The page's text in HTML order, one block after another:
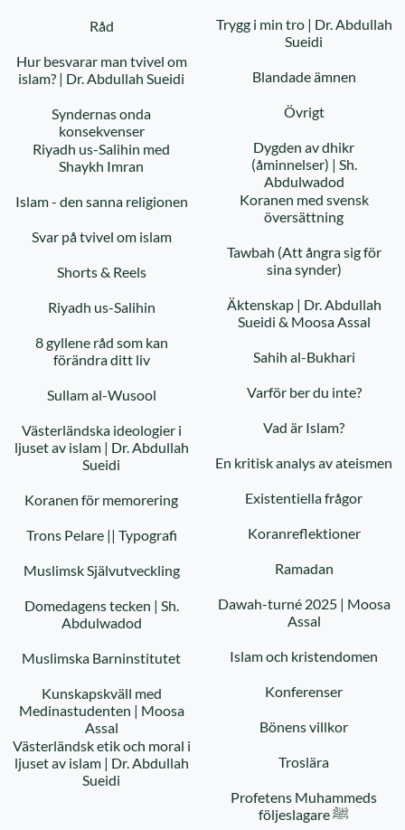
Trygg i min tro | Dr. Abdullah
Sueidi
Råd
Hur besvarar man tvivel om
islam? | Dr. Abdullah Sueidi
Blandade ämnen
Övrigt
Syndernas onda
konsekvenser
Dygden av dhikr
(åminnelser) | Sh.
Abdulwadod
Riyadh us-Salihin med
Shaykh Imran
Koranen med svensk
översättning
Islam - den sanna religionen
Svar på tvivel om islam
Tawbah (Att ångra sig för
sina synder)
Shorts & Reels
Äktenskap | Dr. Abdullah
Sueidi & Moosa Assal
Riyadh us-Salihin
8 gyllene råd som kan
förändra ditt liv
Sahih al-Bukhari
Varför ber du inte?
Sullam al-Wusool
Vad är Islam?
Västerländska ideologier i
ljuset av islam | Dr. Abdullah
Sueidi
En kritisk analys av ateismen
Existentiella frågor
Koranen för memorering
Koranreflektioner
Trons Pelare || Typografi
Ramadan
Muslimsk Självutveckling
Dawah-turné 2025 | Moosa
Assal
Domedagens tecken | Sh.
Abdulwadod
Islam och kristendomen
Muslimska Barninstitutet
Konferenser
Kunskapskväll med
Medinastudenten | Moosa
Assal
Bönens villkor
Västerländsk etik och moral i
ljuset av islam | Dr. Abdullah
Sueidi
Troslära
Profetens Muhammeds
följeslagare ﷺ